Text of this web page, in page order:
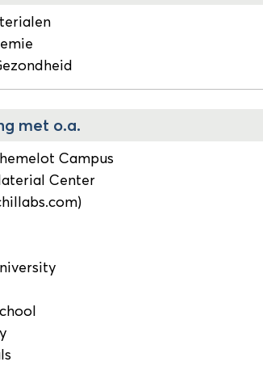
met o.a.
Campus
Center